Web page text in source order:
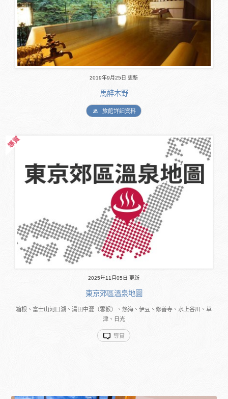
2019年9月25日 更新
馬醉木野
旅館詳細資料
2025年11月05日 更新
東京郊區溫泉地圖
箱根、富士山河口湖、湯田中澀（雪猴）、熱海、伊豆、修善寺、水上谷川、草
津、日光
導賞